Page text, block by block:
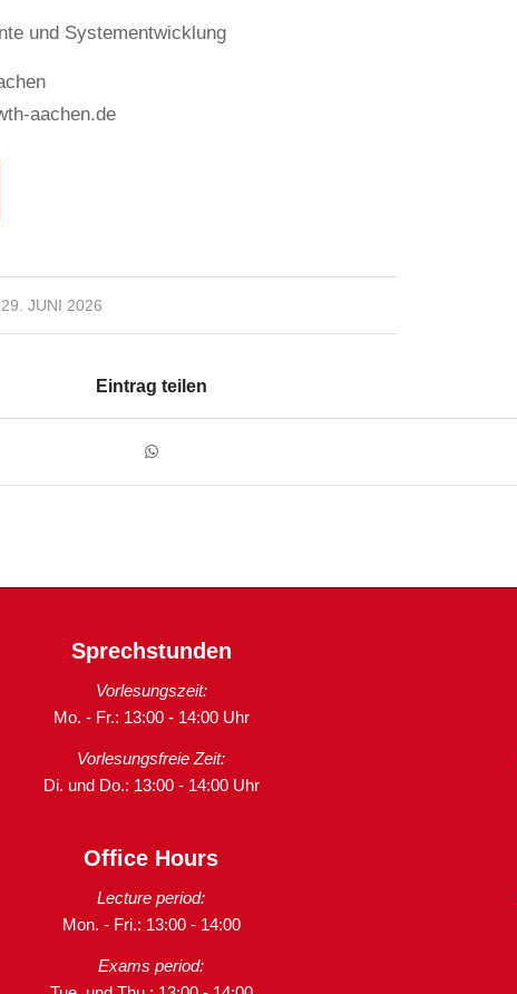
und Systementwicklung
aachen.de
29. JUNI 2026
Eintrag teilen
Sprechstunden
Vorlesungszeit:
Mo. - Fr.: 13:00 - 14:00 Uhr
Vorlesungsfreie Zeit:
Di. und Do.: 13:00 - 14:00 Uhr
Office Hours
Lecture period:
Mon. - Fri.: 13:00 - 14:00
Exams period: